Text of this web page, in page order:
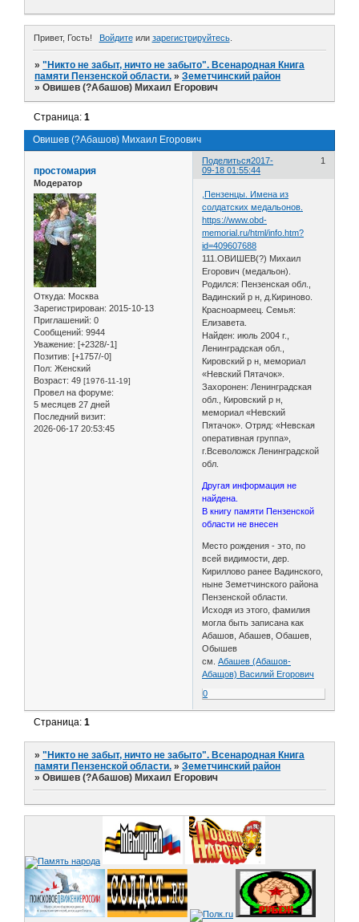
Привет, Гость! Войдитеили зарегистрируйтесь.
»"Никто не забыт, ничто не забыто". Всенародная Книга
памяти Пензенской области. »Земетчинский район
»Овишев (?Абашов) Михаил Егорович
Овишев (?Абашов) Михаил Егорович
Страница:1
Поделиться 1
2017-
09-18 01:55:44
простомария
Модератор
Откуда: Москва
Зарегистрирован: 2015-10-13
Приглашений: 0
Сообщений: 9944
Уважение: [+2328/-1]
Позитив: [+1757/-0]
Пол: Женский
Возраст: 49 [1976-11-19]
Провел на форуме:
5 месяцев 27 дней
Последний визит:
2026-06-17 20:53:45
,Пензенцы. Имена из
солдатских медальонов.
https://www.obd-
memorial.ru/html/info.htm?
id=409607688
111.ОВИШЕВ(?) Михаил
Егорович (медальон).
Родился: Пензенская обл.,
Вадинский р н, д.Кириново.
Красноармеец. Семья:
Елизавета.
Найден: июль 2004 г.,
Ленинградская обл.,
Кировский р н, мемориал
«Невский Пятачок».
Захоронен: Ленинградская
обл., Кировский р н,
мемориал «Невский
Пятачок». Отряд: «Невская
оперативная группа»,
г.Всеволожск Ленинградской
обл.
Другая информация не
найдена.
В книгу памяти Пензенской
области не внесен
Место рождения - это, по
всей видимости, дер.
Кириллово ранее Вадинского,
ныне Земетчинского района
Пензенской области.
Исходя из этого, фамилия
могла быть записана как
Абашов, Абашев, Обашев,
Обышев
см.Абашев (Абашов-
Абащов) Василий Егорович
0
Страница:1
»"Никто не забыт, ничто не забыто". Всенародная Книга
памяти Пензенской области. »Земетчинский район
»Овишев (?Абашов) Михаил Егорович